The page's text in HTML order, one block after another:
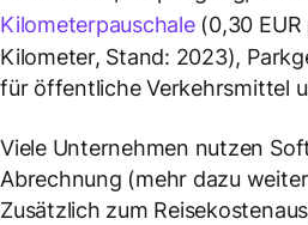
Kilometerpauschale(0,30 EUR
Kilometer, Stand: 2023),
für öffentliche Verkehrsmittel
Viele Unternehmen nutzen
Abrechnung (mehr dazu
Zusätzlich zum